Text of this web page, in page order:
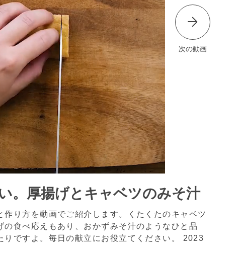
次の動画
。厚揚げとキャベツのみそ汁
作り方を動画でご紹介します。くたくたのキャベツ
食べ応えもあり、おかずみそ汁のようなひと品
ですよ。毎日の献立にお役立てください。 2023